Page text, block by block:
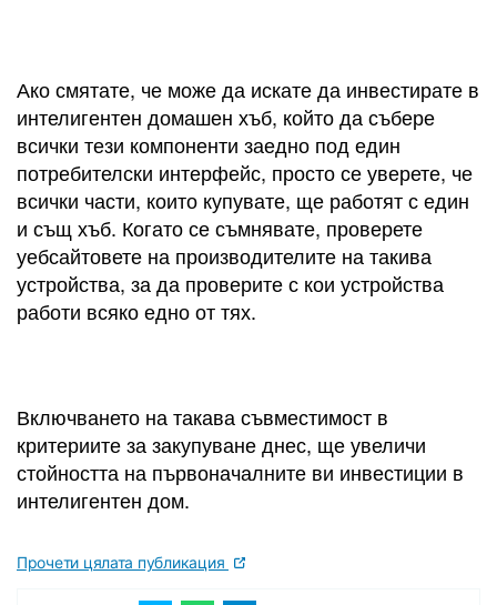
Ако смятате, че може да искате да инвестирате в
интелигентен домашен хъб, който да събере
всички тези компоненти заедно под един
потребителски интерфейс, просто се уверете, че
всички части, които купувате, ще работят с един
и същ хъб. Когато се съмнявате, проверете
уебсайтовете на производителите на такива
устройства, за да проверите с кои устройства
работи всяко едно от тях.
Включването на такава съвместимост в
критериите за закупуване днес, ще увеличи
стойността на първоначалните ви инвестиции в
интелигентен дом.
Прочети цялата публикация